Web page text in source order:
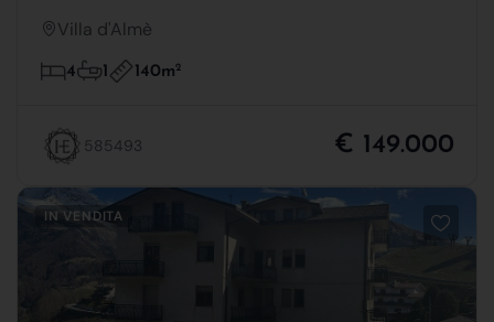
Villa d'Almè
4 1 140m2
585493 € 149.000
IN VENDITA